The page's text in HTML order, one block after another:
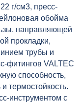
г/см3, пресс-
обойма
направляющей
прокладки,
трубы и
фитингов VALTEC
способность,
термостойкость.
инструментом с